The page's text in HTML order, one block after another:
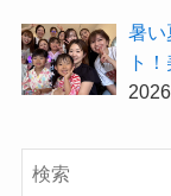
暑い
ト
ら